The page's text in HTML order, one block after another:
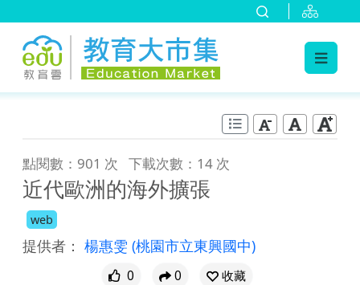
點閱數：901 次 下載次數：14 次
近代歐洲的海外擴張
web
提供者： 楊惠雯 (桃園市立東興國中)
0 0
收藏